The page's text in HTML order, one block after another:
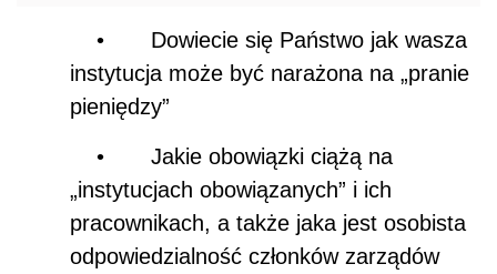
• Dowiecie się Państwo jak wasza
instytucja może być narażona na „pranie
pieniędzy”
• Jakie obowiązki ciążą na
„instytucjach obowiązanych” i ich
pracownikach, a także jaka jest osobista
odpowiedzialność członków zarządów